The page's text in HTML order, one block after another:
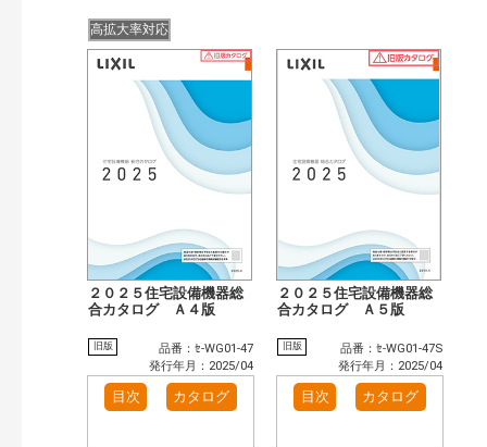
開始年:
終了年:
検索
高拡大率対応
２０２５住宅設備機器総
合カタログ Ａ４版
旧版
品番：ｾ-WG01-47
発行年月：2025/04
目次 カタログ
２０２５住宅設備機器総
合カタログ Ａ５版
旧版
品番：ｾ-WG01-47S
発行年月：2025/04
目次 カタログ